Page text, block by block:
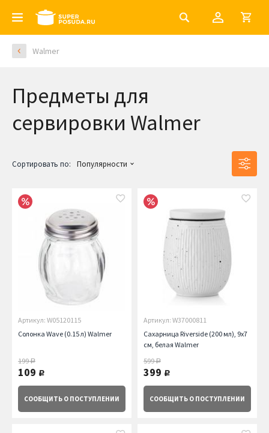
Walmer
Предметы для
сервировки Walmer
Сортировать по: Популярности
Артикул: W05120115
Солонка Wave (0.15 л) Walmer
199руб.
109 руб.
СООБЩИТЬ О ПОСТУПЛЕНИИ
Артикул: W37000811
Сахарница Riverside (200 мл), 9х7
см, белая Walmer
599руб.
399 руб.
СООБЩИТЬ О ПОСТУПЛЕНИИ